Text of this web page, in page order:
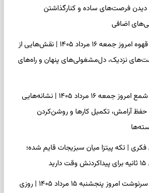
دیدن فرصت‌های ساده و کنارگذاشتن
اضافی
فال قهوه امروز جمعه ۱۶ مرداد ۱۴۰۵ | نقش‌هایی از
نزدیک، دل‌مشغولی‌های پنهان و راه‌های
فال شمع امروز جمعه ۱۶ مرداد ۱۴۰۵ | نشانه‌هایی
حفظ آرامش، تکمیل کارها و روشن‌کردن
فکری | تکه پیتزا میان سبزیجات قایم شده؛
فال سرنوشت امروز پنجشنبه ۱۵ مرداد ۱۴۰۵ | روزی